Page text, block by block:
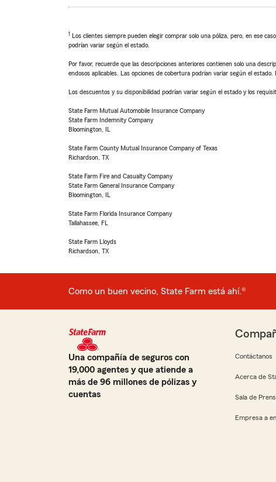
1 Los clientes siempre pueden elegir comprar solo una póliza, pero, en ese
podrían variar según el estado.
Por favor, recuerde que las descripciones anteriores contienen solo una
endosos aplicables. Las opciones de cobertura podrían variar según el
Los descuentos y su disponibilidad podrían variar según el estado y los
State Farm Mutual Automobile Insurance Company
State Farm Indemnity Company
Bloomington, IL
State Farm County Mutual Insurance Company of Texas
Richardson, TX
State Farm Fire and Casualty Company
State Farm General Insurance Company
Bloomington, IL
State Farm Florida Insurance Company
Tallahassee, FL
State Farm Lloyds
Richardson, TX
Como un buen vecino, State Farm está ahí.®
Una compañía de seguros con
19,000 agentes y que atiende a
más de 96 millones de pólizas y
cuentas
Contáctanos
Acerca de
Sala de
Empresa a